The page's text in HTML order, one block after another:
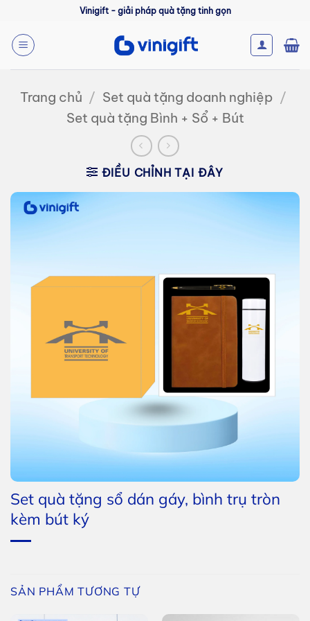
nội
dung
Vinigift - giải pháp quà tặng tinh gọn
Trang chủ / Set quà tặng doanh nghiệp /
Set quà tặng Bình + Sổ + Bút
ĐIỀU CHỈNH TẠI ĐÂY
Set quà tặng sổ dán gáy, bình trụ tròn
kèm bút ký
SẢN PHẨM TƯƠNG TỰ